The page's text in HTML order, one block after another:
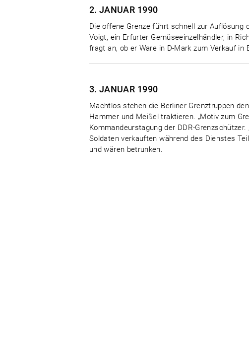
2. JANUAR 1990
Die offene Grenze führt schnell zur
Voigt, ein Erfurter Gemüseeinzelhändler, in
fragt an, ob er Ware in D-Mark zum Verkauf in
3. JANUAR 1990
Machtlos stehen die Berliner Grenztruppen
Hammer und Meißel traktieren. „Motiv zum
Kommandeurstagung der DDR-
Soldaten verkauften während des Dienstes
und wären betrunken.